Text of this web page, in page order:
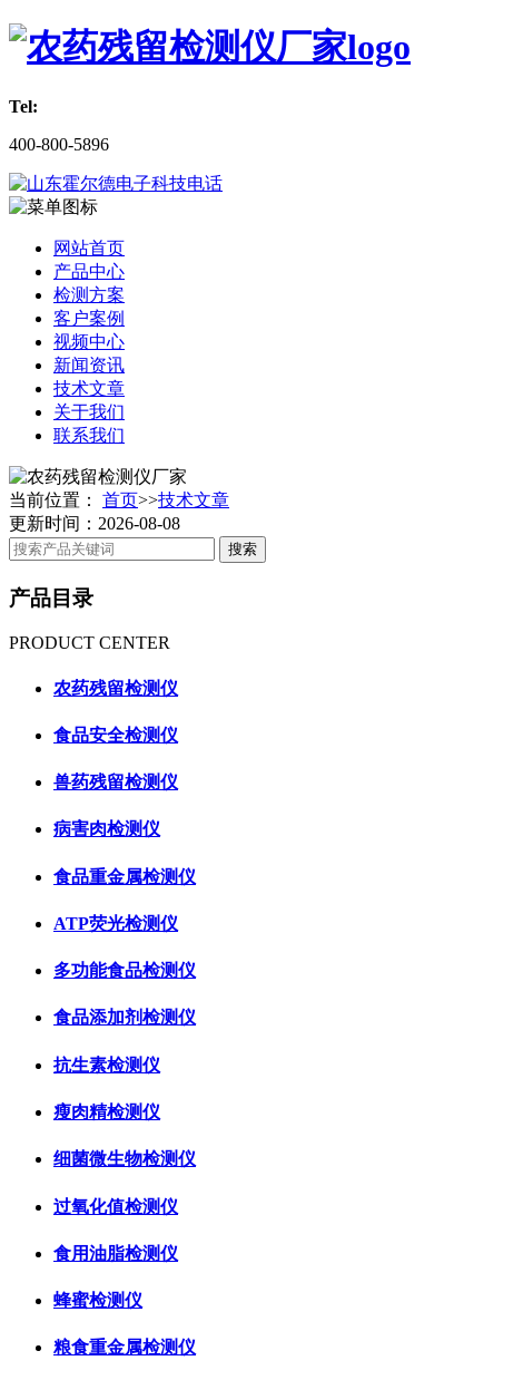
Tel:
400-800-5896
网站首页
产品中心
检测方案
客户案例
视频中心
新闻资讯
技术文章
关于我们
联系我们
当前位置： 首页>>技术文章
更新时间：2026-08-08
产品目录
PRODUCT CENTER
农药残留检测仪
食品安全检测仪
兽药残留检测仪
病害肉检测仪
食品重金属检测仪
ATP荧光检测仪
多功能食品检测仪
食品添加剂检测仪
抗生素检测仪
瘦肉精检测仪
细菌微生物检测仪
过氧化值检测仪
食用油脂检测仪
蜂蜜检测仪
粮食重金属检测仪